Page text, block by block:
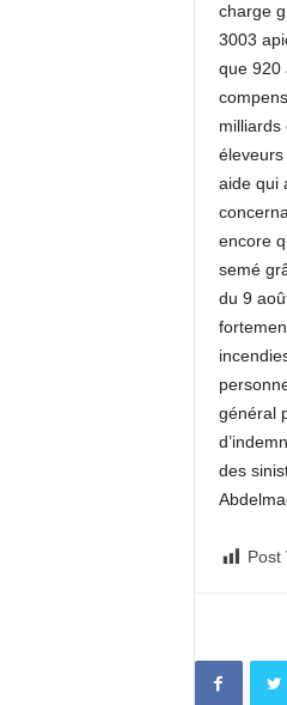
charge
3003
que 920
milliards
aide qui
encore
semé
du 9
général
des
Post